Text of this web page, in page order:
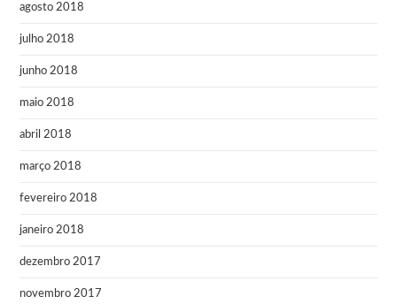
agosto 2018
julho 2018
junho 2018
maio 2018
abril 2018
março 2018
fevereiro 2018
janeiro 2018
dezembro 2017
novembro 2017